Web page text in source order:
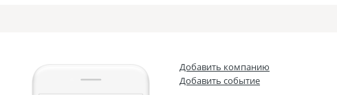
Добавить компанию
Добавить событие